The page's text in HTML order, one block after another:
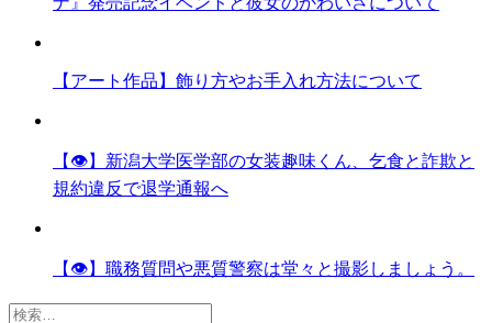
【アート作品】飾り方やお手入れ方法について
【👁】新潟大学医学部の女装趣味くん、乞食と詐欺と
規約違反で退学通報へ
【👁】職務質問や悪質警察は堂々と撮影しましょう。
検